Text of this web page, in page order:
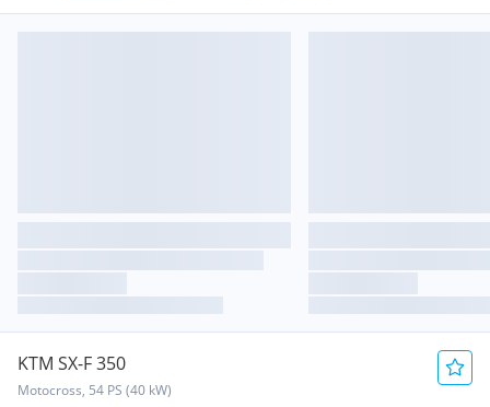
KTM SX-F 350
Motocross, 54 PS (40 kW)